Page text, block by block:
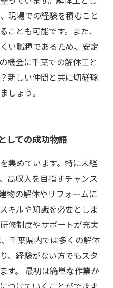
現場での経験を積むこと
ことも可能です。また、
い職種であるため、安定
機会に千葉での解体工と
新しい仲間と共に切磋琢
しょう。
しての成功物語
集めています。特に未経
高収入を目指すチャンス
物の解体やリフォームに
キルや知識を必要としま
修制度やサポートが充実
千葉県内では多くの解体
、経験がない方でもスタ
す。 最初は簡単な作業か